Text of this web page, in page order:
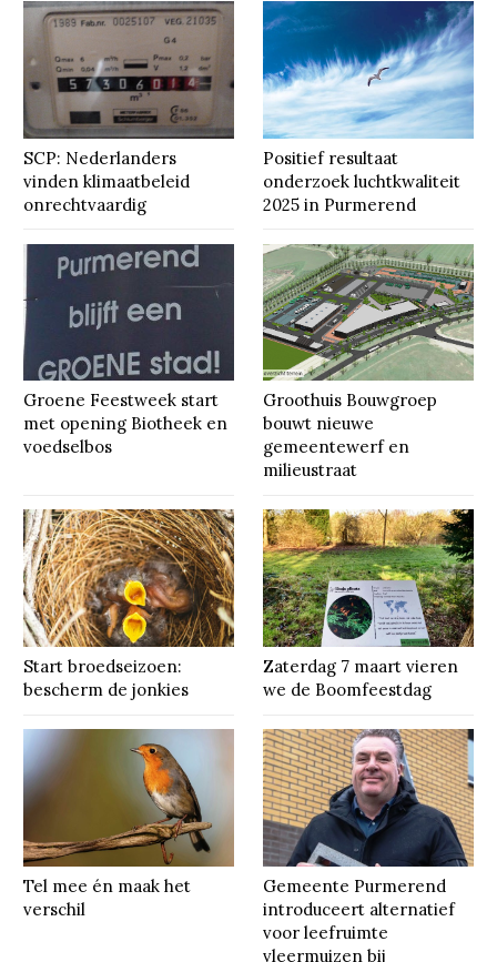
SCP: Nederlanders
vinden klimaatbeleid
onrechtvaardig
Positief resultaat
onderzoek luchtkwaliteit
2025 in Purmerend
Groene Feestweek start
met opening Biotheek en
voedselbos
Groothuis Bouwgroep
bouwt nieuwe
gemeentewerf en
milieustraat
Start broedseizoen:
bescherm de jonkies
Zaterdag 7 maart vieren
we de Boomfeestdag
Tel mee én maak het
verschil
Gemeente Purmerend
introduceert alternatief
voor leefruimte
vleermuizen bij